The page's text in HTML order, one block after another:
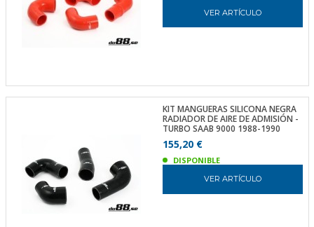
VER ARTÍCULO
KIT MANGUERAS SILICONA NEGRA
RADIADOR DE AIRE DE ADMISIÓN -
TURBO SAAB 9000 1988-1990
155,20 €
DISPONIBLE
VER ARTÍCULO